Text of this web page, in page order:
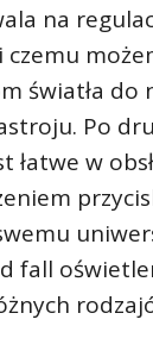
na
światła do
Po
w
fall